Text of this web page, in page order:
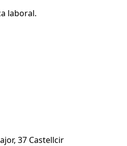
laboral.
37 Castellcir